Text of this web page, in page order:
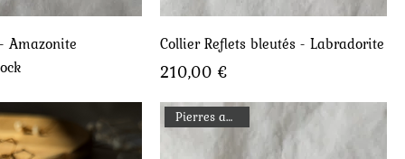
rapide
Amazonite
Aperçu rapide
Collier Reflets bleutés - Labradorite
Prix
210,00 €
Pierres au choix